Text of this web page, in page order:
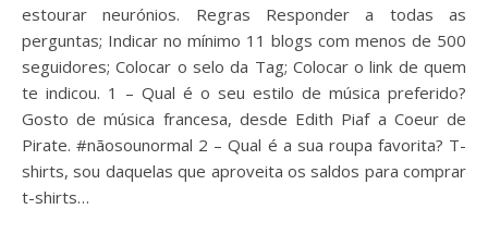
estourar neurónios. Regras Responder a todas as
perguntas; Indicar no mínimo 11 blogs com menos de 500
seguidores; Colocar o selo da Tag; Colocar o link de quem
te indicou. 1 – Qual é o seu estilo de música preferido?
Gosto de música francesa, desde Edith Piaf a Coeur de
Pirate. #nãosounormal 2 – Qual é a sua roupa favorita? T-
shirts, sou daquelas que aproveita os saldos para comprar
t-shirts…